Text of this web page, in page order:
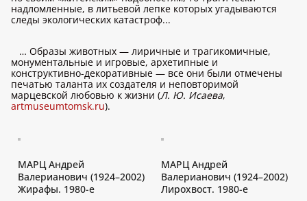
надломленные, в литьевой лепке которых угадываются
следы экологических катастроф...
… Образы животных — лиричные и трагикомичные,
монументальные и игровые, архетипные и
конструктивно-декоративные — все они были отмечены
печатью таланта их создателя и неповторимой
марцевской любовью к жизни (Л. Ю. Исаева,
artmuseumtomsk.ru).
МАРЦ Андрей
Валерианович (1924–2002)
Жирафы. 1980-е
МАРЦ Андрей
Валерианович (1924–2002)
Лирохвост. 1980-е